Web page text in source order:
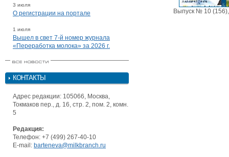
3 июля
О регистрации на портале
1 июля
Вышел в свет 7-й номер журнала
«Переработка молока» за 2026 г.
КОНТАКТЫ
Адрес редакции: 105066, Москва,
Токмаков пер., д. 16, стр. 2, пом. 2, комн.
5
Редакция:
Телефон: +7 (499) 267-40-10
E-mail: barteneva@milkbranch.ru
Выпуск № 10